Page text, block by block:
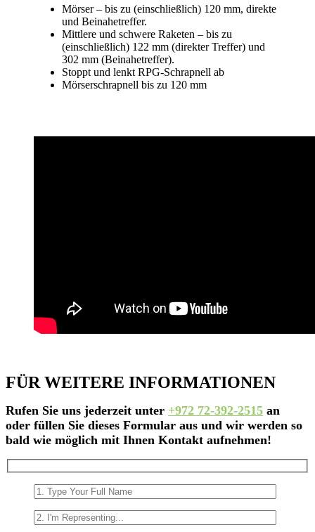
Mörser – bis zu (einschließlich) 120 mm, direkte
und Beinahetreffer.
Mittlere und schwere Raketen – bis zu
(einschließlich) 122 mm (direkter Treffer) und
302 mm (Beinahetreffer).
Stoppt und lenkt RPG-Schrapnell ab
Mörserschrapnell bis zu 120 mm
FÜR WEITERE INFORMATIONEN
Rufen Sie uns jederzeit unter +972 72-392-2515 an
oder füllen Sie dieses Formular aus und wir werden so
bald wie möglich mit Ihnen Kontakt aufnehmen!